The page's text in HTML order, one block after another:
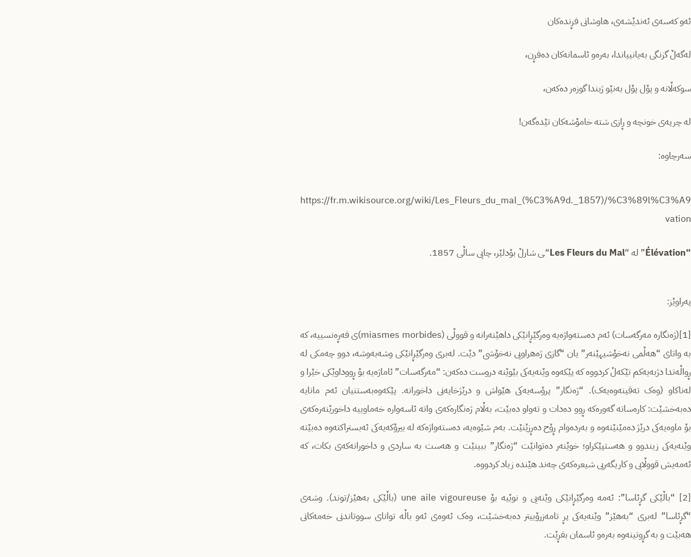
ئەو کەسەی ئەندێشەی، هاوشانی فڕندەکان
لەگەڵ گزنگی بەیانییاندا، بەرەو ئاسمانەکان دەفڕن،
سوکەڵانە و پۆل پۆل بەنێو ژیندا گوزەر دەکەن،
لە چرپەی خونچە و ڕازی شتە خامۆشەکان تێدەگەن!
سەرچاوە:
https://fr.m.wikisource.org/wiki/Les_Fleurs_du_mal_(%C3%A9d._1857)/%C3%89l%C3%A9
vation
“Élévation ” لە “Les Fleurs du Mal“ـی شارڵ بۆدلێر، چاپی ساڵی 1857.
پەراوێز:
[1](ژەنگارە مەرگەسات) ئەم دەستەواژەیە وەرگێڕانێکی داهێنەرانە و قووڵی (miasmes morbides)ی فەڕەنسییە، کە
بە واتای “هەڵمی نەخۆشیهێنەر” یان “گازی ژەهراویی نەخۆشی” دێت. لەبری وەرگێڕانێکی وشەبەوشە، دوو چەمکی لە
ڕواڵەتدا دژبەیەکم تێکەڵ کردووە کە پێکەوە وێنەیەکی بێوێنە دروست دەکەن: “مەرگەسات” ئاماژەیە بۆ ڕووداوێکی خێرا و
لەناکاو (وەک تەقینەوەیەک). “ژەنگار” پرۆسەیەکی هێواش و درێژخایەنی داخورانە. پێکەوەبەستنیان ئەم مانایە
دەبەخشێت: کارەساتە گەورەکە ڕوو دەدات و تەواو دەبێت، بەڵام ژەنگارەکەی واتە ئاسەوارە خەماوییە داخورێنەرەکەی
بۆ ماوەیەکی درێژ دەمێنێتەوە و بەردەوام ڕۆح دەڕزێنێت. بەم شێوەیە، دەستەواژەکە لە بیرۆکەیەکی ئەبستراکتەوە دەبێتە
وێنەیەکی زیندوو و هەستپێکراو؛ خوێنەر دەتوانێت “ژەنگار” ببینێت و هەست بە ساردی و داخورانەکەی بکات، کە
ئەمەیش قووڵایی و کاریگەریی شیعرەکەی چەند هێندە زیاد کردووە.
[2] “باڵێکی گڕئاسا”: ئەمە وەرگێڕانێکی وێنەیی و نوێیە بۆ une aile vigoureuse (باڵێکی بەهێز/توند). وشەی
“گڕئاسا” لەبری “بەهێز” وێنەیەکی پڕ تامەزرۆییتر دەبەخشێت، وەک ئەوەی ئەو باڵە توانای سووتاندنی خەمەکانی
هەبێت و بە گڕوتینەوە بەرەو ئاسمان بفڕێت.